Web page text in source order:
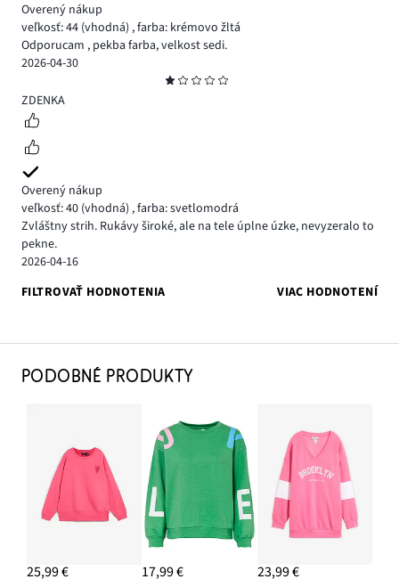
Overený nákup
veľkosť: 44 (vhodná) ,farba: krémovo žltá
Odporucam , pekba farba, velkost sedi.
2026-04-30
1
ZDENKA
Overený nákup
veľkosť: 40 (vhodná) ,farba: svetlomodrá
Zvláštny strih. Rukávy široké, ale na tele úplne úzke, nevyzeralo to
pekne.
2026-04-16
FILTROVAŤ HODNOTENIA
VIAC HODNOTENÍ
PODOBNÉ PRODUKTY
25,99 € 17,99 € 23,99 €